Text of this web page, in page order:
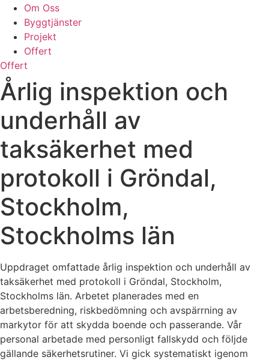
Om Oss
Byggtjänster
Projekt
Offert
Offert
Årlig inspektion och
underhåll av
taksäkerhet med
protokoll i Gröndal,
Stockholm,
Stockholms län
Uppdraget omfattade årlig inspektion och underhåll av
taksäkerhet med protokoll i Gröndal, Stockholm,
Stockholms län. Arbetet planerades med en
arbetsberedning, riskbedömning och avspärrning av
markytor för att skydda boende och passerande. Vår
personal arbetade med personligt fallskydd och följde
gällande säkerhetsrutiner. Vi gick systematiskt igenom